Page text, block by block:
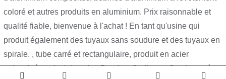
coloré et autres produits en aluminium. Prix raisonnable et
qualité fiable, bienvenue à l'achat ! En tant qu'usine qui
produit également des tuyaux sans soudure et des tuyaux en
spirale. , tube carré et rectangulaire, produit en acier
galvanisé et ainsi de suite. De plus, Juyiheng Steel coopère